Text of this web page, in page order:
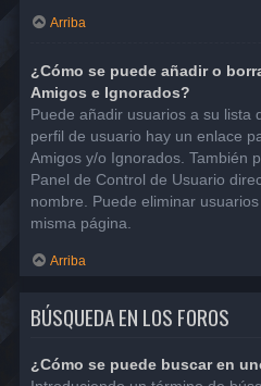
Arriba
¿Cómo se puede añadir o
Amigos e Ignorados?
Puede añadir usuarios a su lista
perfil de usuario hay un enlace
Amigos y/o Ignorados. También
Panel de Control de Usuario
nombre. Puede eliminar
misma página.
Arriba
BÚSQUEDA EN LOS FOROS
¿Cómo se puede buscar en